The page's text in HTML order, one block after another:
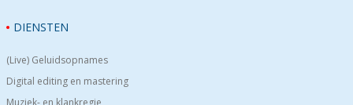
DIENSTEN
(Live) Geluidsopnames
Digital editing en mastering
Muziek- en klankregie